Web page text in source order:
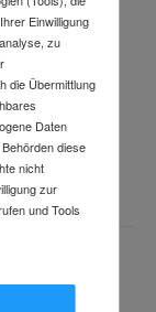
Einwilligung
zu
die Übermittlung
Daten
diese
nicht
zur
und Tools